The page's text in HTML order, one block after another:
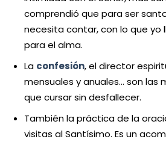
comprendió que para ser
necesita contar, con lo que yo
para el alma.
La confesión, el director
mensuales y anuales… son las
que cursar sin desfallecer.
También la práctica de la
visitas al Santísimo. Es un